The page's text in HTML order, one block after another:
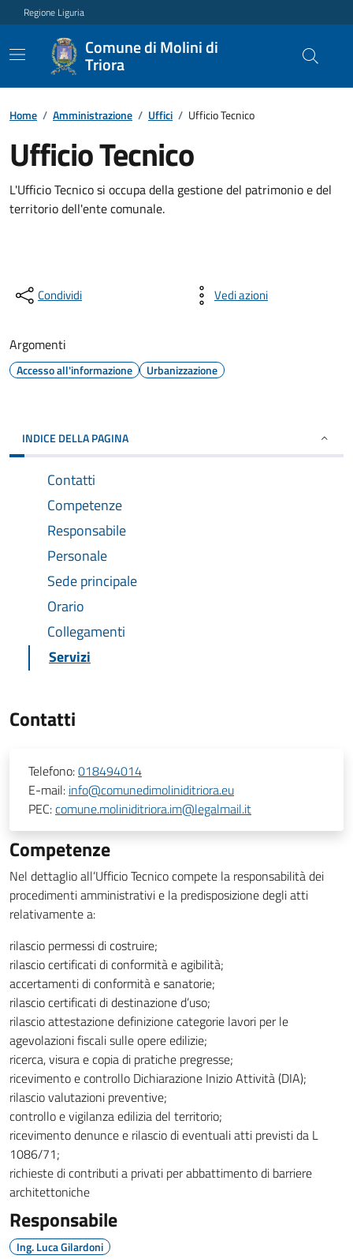
Regione Liguria
Comune di Molini di
Triora
Home / Amministrazione / Uffici / Ufficio Tecnico
Ufficio Tecnico
L'Ufficio Tecnico si occupa della gestione del patrimonio e del
territorio dell'ente comunale.
Condividi Vedi azioni
Argomenti
Accesso all'informazione Urbanizzazione
INDICE DELLA PAGINA
Contatti
Competenze
Responsabile
Personale
Sede principale
Orario
Collegamenti
Servizi
Contatti
Telefono:018494014
E-mail: info@comunedimoliniditriora.eu
PEC:comune.moliniditriora.im@legalmail.it
Competenze
Nel dettaglio all’Ufficio Tecnico compete la responsabilità dei
procedimenti amministrativi e la predisposizione degli atti
relativamente a:
rilascio permessi di costruire;
rilascio certificati di conformità e agibilità;
accertamenti di conformità e sanatorie;
rilascio certificati di destinazione d’uso;
rilascio attestazione definizione categorie lavori per le
agevolazioni fiscali sulle opere edilizie;
ricerca, visura e copia di pratiche pregresse;
ricevimento e controllo Dichiarazione Inizio Attività (DIA);
rilascio valutazioni preventive;
controllo e vigilanza edilizia del territorio;
ricevimento denunce e rilascio di eventuali atti previsti da L
1086/71;
richieste di contributi a privati per abbattimento di barriere
architettoniche
Responsabile
Ing. Luca Gilardoni